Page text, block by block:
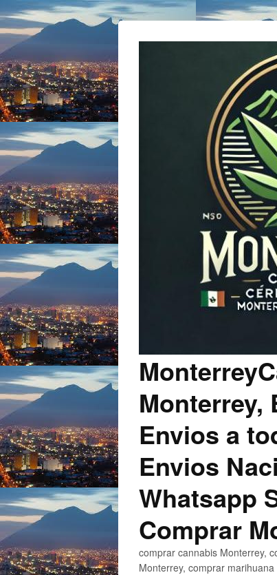
Monterrey,
Envios a
Envios
Whatsapp
Comprar
comprar cannabis Monterrey,
Monterrey, comprar